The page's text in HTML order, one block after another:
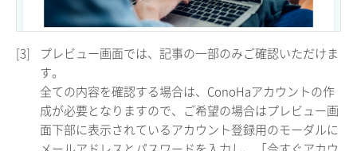
[3]
プレビュー画面では、記事の一部のみご確認いただけま
す。
全ての内容を確認する場合は、ConoHaアカウントの作
成が必要となりますので、ご希望の場合はプレビュー画
面下部に表示されているアカウント登録用のモーダルに